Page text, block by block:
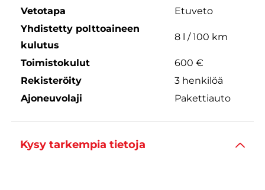
Vetotapa
Etuveto
Yhdistetty polttoaineen
kulutus
8 l / 100 km
Toimistokulut
600 €
Rekisteröity
3 henkilöä
Ajoneuvolaji
Pakettiauto
Kysy tarkempia tietoja